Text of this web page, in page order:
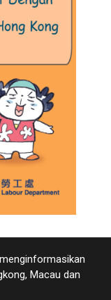
Macau dan